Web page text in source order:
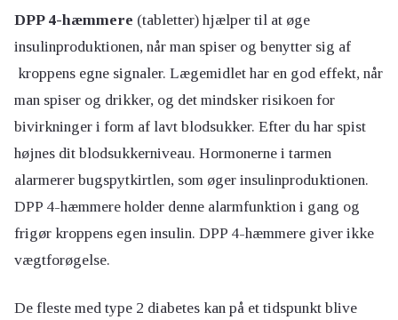
DPP 4-hæmmere (tabletter) hjælper til at øge
insulinproduktionen, når man spiser og benytter sig af
kroppens egne signaler. Lægemidlet har en god effekt, når
man spiser og drikker, og det mindsker risikoen for
bivirkninger i form af lavt blodsukker. Efter du har spist
højnes dit blodsukkerniveau. Hormonerne i tarmen
alarmerer bugspytkirtlen, som øger insulinproduktionen.
DPP 4-hæmmere holder denne alarmfunktion i gang og
frigør kroppens egen insulin. DPP 4-hæmmere giver ikke
vægtforøgelse.
De fleste med type 2 diabetes kan på et tidspunkt blive